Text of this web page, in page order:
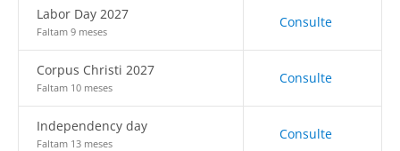
Labor Day 2027
Faltam 9 meses
Consulte
Corpus Christi 2027
Faltam 10 meses
Consulte
Independency day
Faltam 13 meses
Consulte